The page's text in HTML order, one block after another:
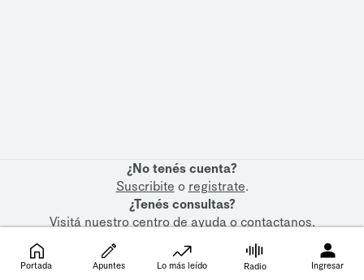
¿No tenés cuenta?
Suscribite o registrate.
¿Tenés consultas?
Visitá nuestrocentro de ayudaocontactanos.
Portada Apuntes Lo más leído Radio Ingresar